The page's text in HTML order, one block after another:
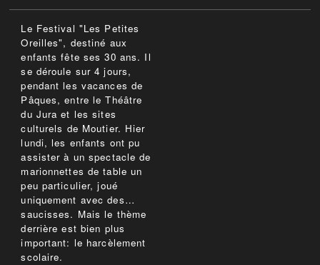
Le Festival "Les Petites
Oreilles", destiné aux
enfants fête ses 30 ans. Il
se déroule sur 4 jours,
pendant les vacances de
Pâques, entre le Théâtre
du Jura et les sites
culturels de Moutier. Hier
lundi, les enfants ont pu
assister à un spectacle de
marionnettes de table un
peu particulier, joué
uniquement avec des…
saucisses. Mais le thème
derrière est bien plus
important: le harcèlement
scolaire.